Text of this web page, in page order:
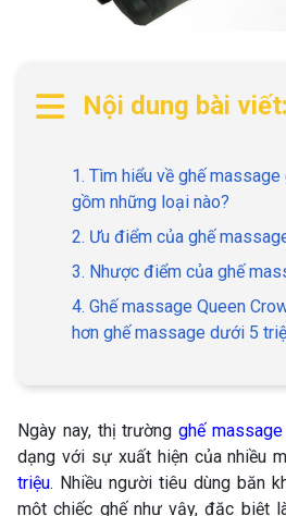
Nội dung bài viết:
1. Tìm hiểu về ghế
gồm những loại nào?
2. Ưu điểm của ghế
3. Nhược điểm của ghế
4. Ghế massage Queen
hơn ghế massage dưới 5
Ngày nay, thị trườngghế
dạng với sự xuất hiện của nhiều
triệu. Nhiều người tiêu dùng băn
một chiếc ghế như vậy, đặc biệt